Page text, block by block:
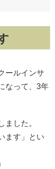
ールインサ
なって、3年
ました。
ます」とい